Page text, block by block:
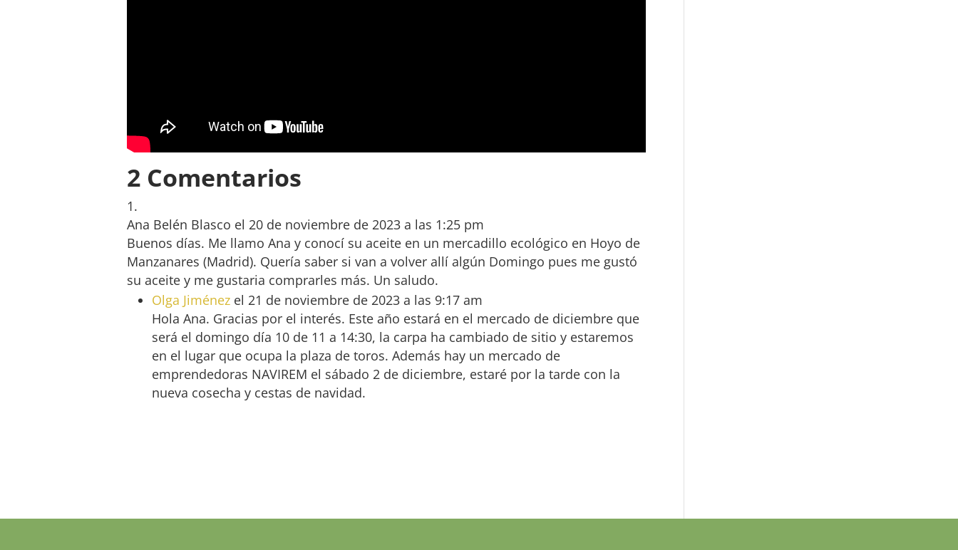
2 Comentarios
Ana Belén Blasco el 20 de noviembre de 2023 a las 1:25 pm
Buenos días. Me llamo Ana y conocí su aceite en un mercadillo ecológico en Hoyo de
Manzanares (Madrid). Quería saber si van a volver allí algún Domingo pues me gustó
su aceite y me gustaria comprarles más. Un saludo.
Olga Jiménez el 21 de noviembre de 2023 a las 9:17 am
Hola Ana. Gracias por el interés. Este año estará en el mercado de diciembre que
será el domingo día 10 de 11 a 14:30, la carpa ha cambiado de sitio y estaremos
en el lugar que ocupa la plaza de toros. Además hay un mercado de
emprendedoras NAVIREM el sábado 2 de diciembre, estaré por la tarde con la
nueva cosecha y cestas de navidad.